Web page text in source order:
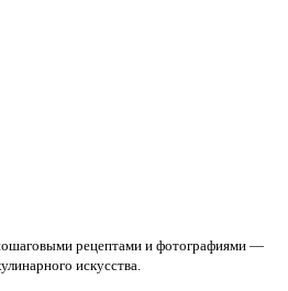
рецептами и фотографиями —
искусства.